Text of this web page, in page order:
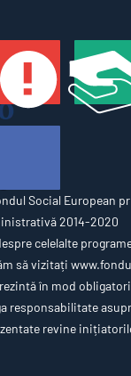
Social European
2014-2020
celelalte
să vizitați
în mod
responsabilitate
revine